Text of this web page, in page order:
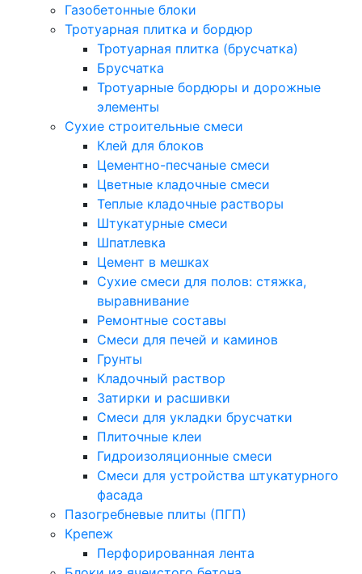
Газобетонные блоки
Тротуарная плитка и бордюр
Тротуарная плитка (брусчатка)
Брусчатка
Тротуарные бордюры и дорожные
элементы
Сухие строительные смеси
Клей для блоков
Цементно-песчаные смеси
Цветные кладочные смеси
Теплые кладочные растворы
Штукатурные смеси
Шпатлевка
Цемент в мешках
Сухие смеси для полов: стяжка,
выравнивание
Ремонтные составы
Смеси для печей и каминов
Грунты
Кладочный раствор
Затирки и расшивки
Смеси для укладки брусчатки
Плиточные клеи
Гидроизоляционные смеси
Смеси для устройства штукатурного
фасада
Пазогребневые плиты (ПГП)
Крепеж
Перфорированная лента